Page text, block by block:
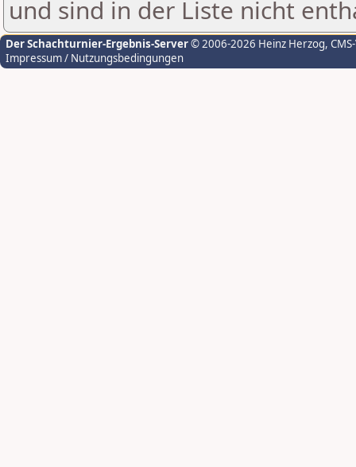
und sind in der Liste nicht
Der Schachturnier-Ergebnis-Server© 2006-2026 Heinz Herzog,
Impressum / Nutzungsbedingungen